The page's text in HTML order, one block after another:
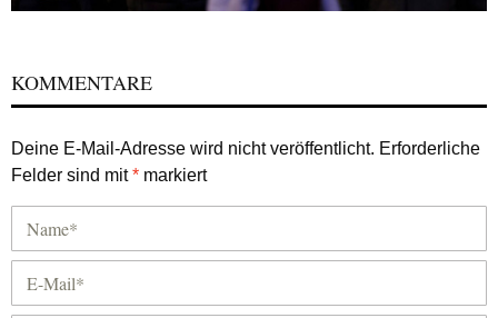
KOMMENTARE
Deine E-Mail-Adresse wird nicht veröffentlicht. Erforderliche
Felder sind mit* markiert